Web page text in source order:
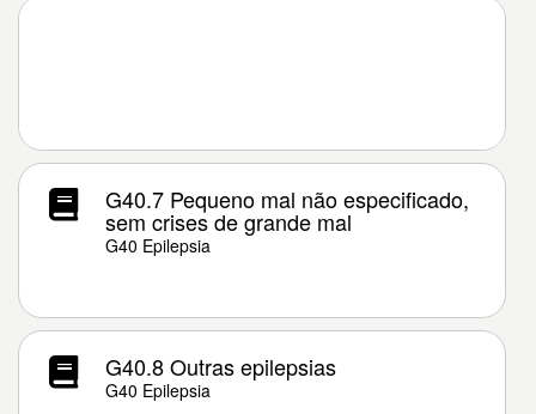
G40.7 Pequeno mal não especificado,
sem crises de grande mal
G40 Epilepsia
G40.8 Outras epilepsias
G40 Epilepsia